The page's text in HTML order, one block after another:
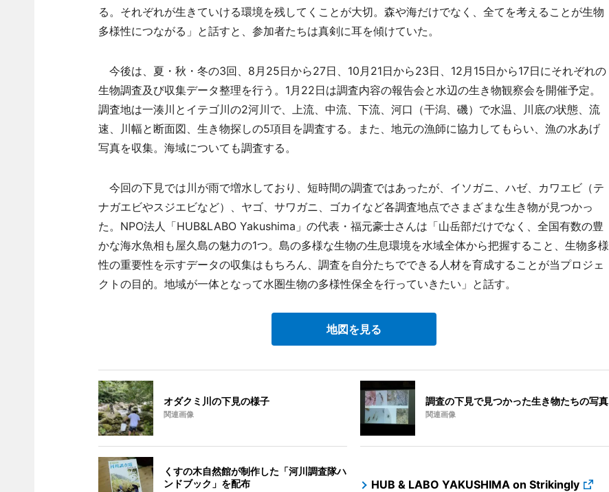
る。それぞれが生きていける環境を残してくことが大切。森や海だけでなく、全てを考えることが生物
多様性につながる」と話すと、参加者たちは真剣に耳を傾けていた。
今後は、夏・秋・冬の3回、8月25日から27日、10月21日から23日、12月15日から17日にそれぞれの
生物調査及び収集データ整理を行う。1月22日は調査内容の報告会と水辺の生き物観察会を開催予定。
調査地は一湊川とイテゴ川の2河川で、上流、中流、下流、河口（干潟、磯）で水温、川底の状態、流
速、川幅と断面図、生き物探しの5項目を調査する。また、地元の漁師に協力してもらい、漁の水あげ
写真を収集。海域についても調査する。
今回の下見では川が雨で増水しており、短時間の調査ではあったが、イソガニ、ハゼ、カワエビ（テ
ナガエビやスジエビなど）、ヤゴ、サワガニ、ゴカイなど各調査地点でさまざまな生き物が見つかっ
た。NPO法人「HUB&LABO Yakushima」の代表・福元豪士さんは「山岳部だけでなく、全国有数の豊
かな海水魚相も屋久島の魅力の1つ。島の多様な生物の生息環境を水域全体から把握すること、生物多様
性の重要性を示すデータの収集はもちろん、調査を自分たちでできる人材を育成することが当プロジェ
クトの目的。地域が一体となって水圏生物の多様性保全を行っていきたい」と話す。
地図を見る
オダクミ川の下見の様子
関連画像
調査の下見で見つかった生き物たちの写真
関連画像
くすの木自然館が制作した「河川調査隊ハ
ンドブック」を配布
HUB & LABO YAKUSHIMA on Strikingly